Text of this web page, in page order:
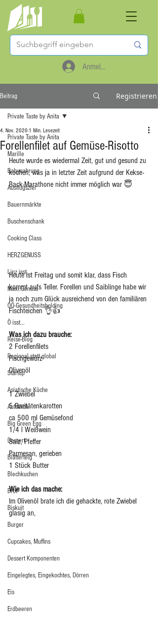
Anmelden
Beitrag Registrieren
Private Taste by Anita
Marille
Babynahrung
Ausflugsziel
Bauernmärkte
Buschenschank
Cooking Class
HERZGENUSS
Linz isst...
Maxi.Genuss
OÖ-Gesundheitsholding
Ö isst...
Reise-Blog
Regional statt global
Startup
Asiatische Küche
Aufstrich
Big Green Egg
Dessert
Blätterteig
Blechkuchen
Brot
Biskuit
Burger
Cupcakes, Muffins
Dessert Komponenten
Eingelegtes, Eingekochtes, Dörren
Eis
Erdbeeren
Private Taste by Anita
Forellenfilet auf Gemüse-Risotto
4. Nov. 2020 1 Min. Lesezeit
Heute wurde es wiedermal Zeit, gut und gesund zu
kochen, was ja in letzter Zeit aufgrund der Kekse-
Back-Marathone nicht immer möglich war 😇
Heute ist Freitag und somit klar, dass Fisch
kommt aufs Teller. Forellen und Saiblinge habe wir
ja noch zum Glück ausreichend von den familiären
Fischteichen 👌👍
Was ich dazu brauche:
2 Forellenfilets
Fischgewürz
Olivenöl
1 Zwiebel
5 Raritätenkarotten
ca 500 ml Gemüsefond
1/4 l Weißwein
Salz, Pfeffer
Parmesan, gerieben
1 Stück Butter
Wie ich das mache:
Im Olivenöl brate ich die gehackte, rote Zwiebel
glasig an,